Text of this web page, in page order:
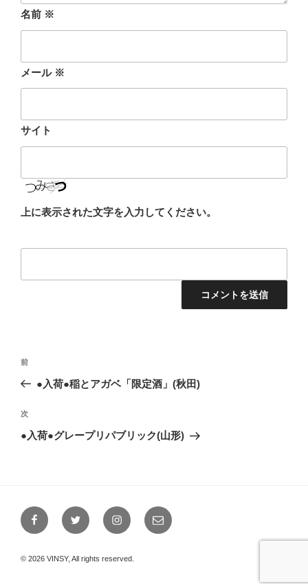
名前 ※
メール ※
サイト
上に表示された文字を入力してください。
投
ビ
ゲ
ン
前
の
稿
前
●入荷●稲とアガベ「限定酒」(秋田)
次
の
次
●入荷●グレープリパブリック(山形)
FacebookTwitter Instagramメ
ー
© 2026 VINSY, All rights reserved.